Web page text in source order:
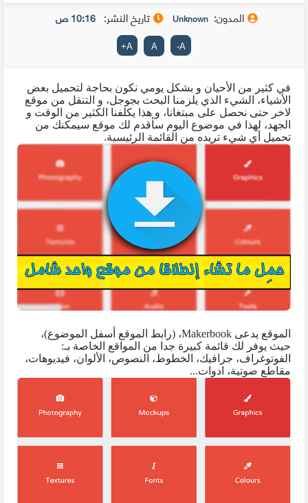
المدون: Unknown تاريخ النشر: 10:16 ص
A
-
A
A
+
في كثير من الأحيان و بشكل يومي نكون بحاجة لتحميل بعض
الأشياء، الشيء الذي يلزمنا البحث بجوجل، و التنقل من موقع
لاخر حتى نحصل على مبتغانا، و هذا يكلفنا الكثير من الوقت و
الجهد، لهذا في موضوع اليوم سأقدم لك موقع سيمكنك من
تحميل أي شيء تريده من القائمة الرئيسية.
الموقع يدعىMakerbook، (رابط الموقع أسفل الموضوع)،
حيث يوفر لك قائمة كبيرة جدا من المواقع الخاصة بـ:
الفوتوغراف، جرافيك، الخطوط، النصوص، الألوان، فيديوهات،
مقاطع صوتية، ادوات...